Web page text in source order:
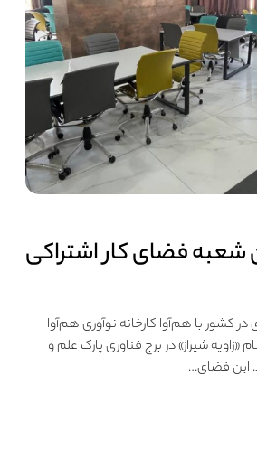
شعبه فضای کار اشتراکی
کشور با هم‌آوا کارخانه نوآوری هم‌آوا
شیراز» در برج فناوری پارک علم و
این فضای…